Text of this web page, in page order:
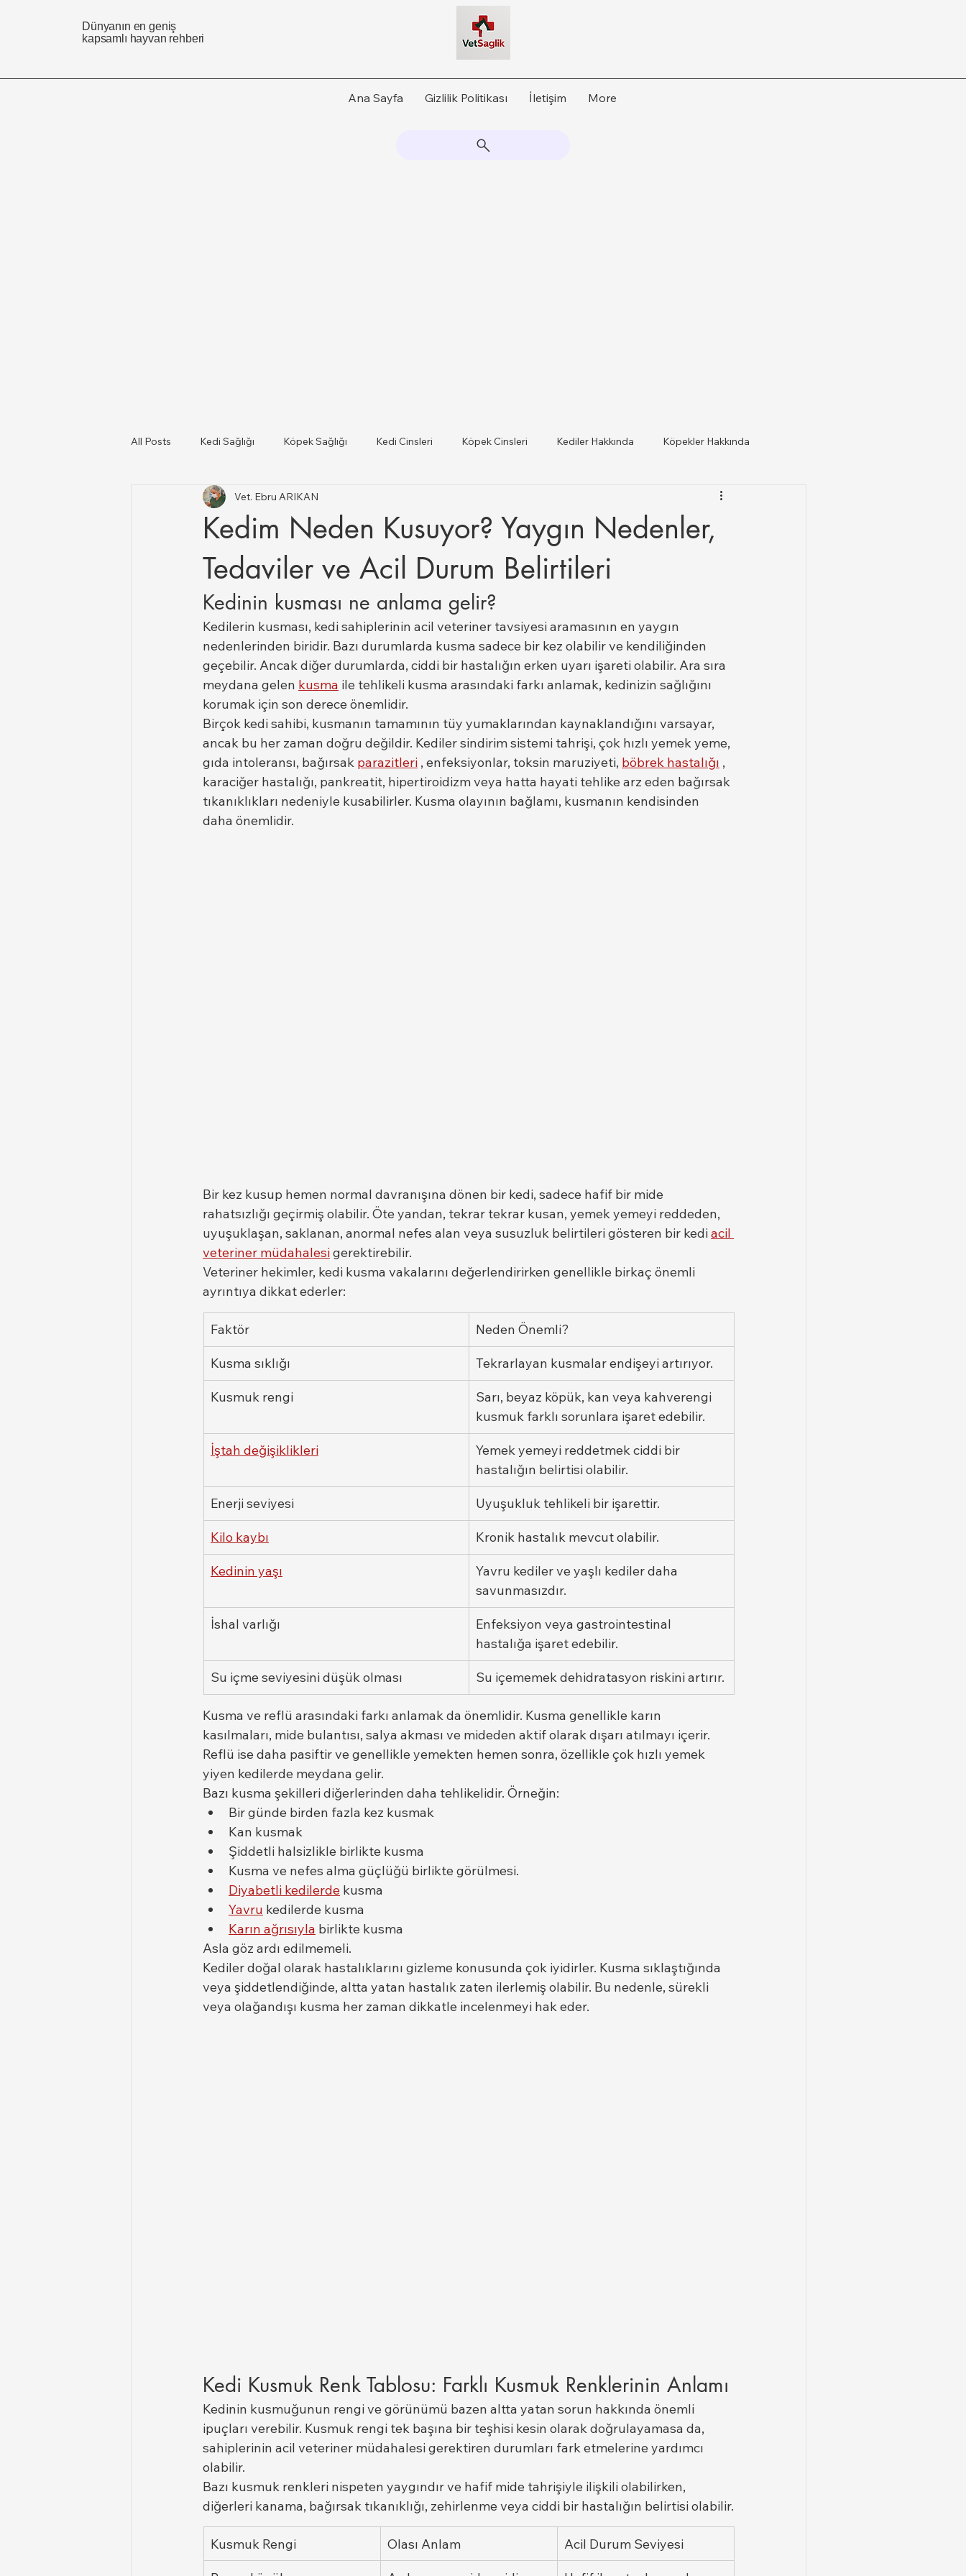
Dünyanın en geniş
kapsamlı hayvan rehberi
Ana Sayfa Gizlilik Politikası İletişim More
All Posts Kedi Sağlığı Köpek Sağlığı Kedi Cinsleri Köpek Cinsleri Kediler Hakkında Köpekler Hakkında
Kediler Ve Köpekler Türkiye il ilce Veteriner Listesi
Büyükbaş ve Küçükbaş Hayvan Sağlığı
Kedim Neden Kusuyor? Yaygın Nedenler,
Tedaviler ve Acil Durum Belirtileri
Vet. Ebru ARIKAN
Kedinin kusması ne anlama gelir?
Kedilerin kusması, kedi sahiplerinin acil veteriner tavsiyesi aramasının en yaygın
nedenlerinden biridir. Bazı durumlarda kusma sadece bir kez olabilir ve kendiliğinden
geçebilir. Ancak diğer durumlarda, ciddi bir hastalığın erken uyarı işareti olabilir. Ara sıra
meydana gelen kusma ile tehlikeli kusma arasındaki farkı anlamak, kedinizin sağlığını
korumak için son derece önemlidir.
Birçok kedi sahibi, kusmanın tamamının tüy yumaklarından kaynaklandığını varsayar,
ancak bu her zaman doğru değildir. Kediler sindirim sistemi tahrişi, çok hızlı yemek yeme,
gıda intoleransı, bağırsak parazitleri , enfeksiyonlar, toksin maruziyeti, böbrek hastalığı ,
karaciğer hastalığı, pankreatit, hipertiroidizm veya hatta hayati tehlike arz eden bağırsak
tıkanıklıkları nedeniyle kusabilirler. Kusma olayının bağlamı, kusmanın kendisinden
daha önemlidir.
Bir kez kusup hemen normal davranışına dönen bir kedi, sadece hafif bir mide
rahatsızlığı geçirmiş olabilir. Öte yandan, tekrar tekrar kusan, yemek yemeyi reddeden,
uyuşuklaşan, saklanan, anormal nefes alan veya susuzluk belirtileri gösteren bir kedi acil
veteriner müdahalesi gerektirebilir.
Veteriner hekimler, kedi kusma vakalarını değerlendirirken genellikle birkaç önemli
ayrıntıya dikkat ederler:
Faktör Neden Önemli?
Kusma sıklığı Tekrarlayan kusmalar endişeyi artırıyor.
Kusmuk rengi
Sarı, beyaz köpük, kan veya kahverengi
kusmuk farklı sorunlara işaret edebilir.
İştah değişiklikleri
Yemek yemeyi reddetmek ciddi bir
hastalığın belirtisi olabilir.
Enerji seviyesi Uyuşukluk tehlikeli bir işarettir.
Kilo kaybı Kronik hastalık mevcut olabilir.
Kedinin yaşı
Yavru kediler ve yaşlı kediler daha
savunmasızdır.
İshal varlığı
Enfeksiyon veya gastrointestinal
hastalığa işaret edebilir.
Su içme seviyesini düşük olması Su içememek dehidratasyon riskini artırır.
Kusma ve reflü arasındaki farkı anlamak da önemlidir. Kusma genellikle karın
kasılmaları, mide bulantısı, salya akması ve mideden aktif olarak dışarı atılmayı içerir.
Reflü ise daha pasiftir ve genellikle yemekten hemen sonra, özellikle çok hızlı yemek
yiyen kedilerde meydana gelir.
Bazı kusma şekilleri diğerlerinden daha tehlikelidir. Örneğin:
Bir günde birden fazla kez kusmak
Kan kusmak
Şiddetli halsizlikle birlikte kusma
Kusma ve nefes alma güçlüğü birlikte görülmesi.
Diyabetli kedilerde kusma
Yavru kedilerde kusma
Karın ağrısıyla birlikte kusma
Asla göz ardı edilmemeli.
Kediler doğal olarak hastalıklarını gizleme konusunda çok iyidirler. Kusma sıklaştığında
veya şiddetlendiğinde, altta yatan hastalık zaten ilerlemiş olabilir. Bu nedenle, sürekli
veya olağandışı kusma her zaman dikkatle incelenmeyi hak eder.
Kedi Kusmuk Renk Tablosu: Farklı Kusmuk Renklerinin Anlamı
Kedinin kusmuğunun rengi ve görünümü bazen altta yatan sorun hakkında önemli
ipuçları verebilir. Kusmuk rengi tek başına bir teşhisi kesin olarak doğrulayamasa da,
sahiplerinin acil veteriner müdahalesi gerektiren durumları fark etmelerine yardımcı
olabilir.
Bazı kusmuk renkleri nispeten yaygındır ve hafif mide tahrişiyle ilişkili olabilirken,
diğerleri kanama, bağırsak tıkanıklığı, zehirlenme veya ciddi bir hastalığın belirtisi olabilir.
Kusmuk Rengi Olası Anlam Acil Durum Seviyesi